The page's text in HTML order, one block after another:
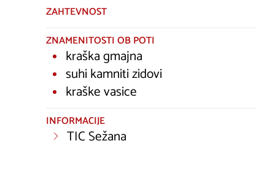
ZAHTEVNOST
ZNAMENITOSTI OB POTI
kraška gmajna
suhi kamniti zidovi
kraške vasice
INFORMACIJE
TIC Sežana